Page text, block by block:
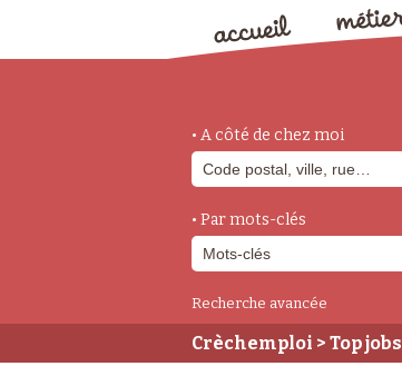
• A côté de chez moi
• Par mots-clés
Recherche avancée
Crèchemploi > Top jobs